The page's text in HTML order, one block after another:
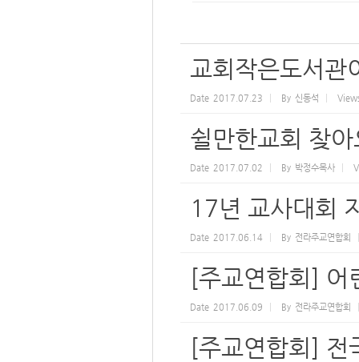
교회작은도서관
Date 2017.07.23 By 신동석
쉴만한교회 찾
Date 2017.07.02 By 박정수목사
17년 교사대회
Date 2017.06.14 By 전라주교연합회
[주교연합회] 어
Date 2017.06.09 By 전라주교연합회
[주교연합회] 전